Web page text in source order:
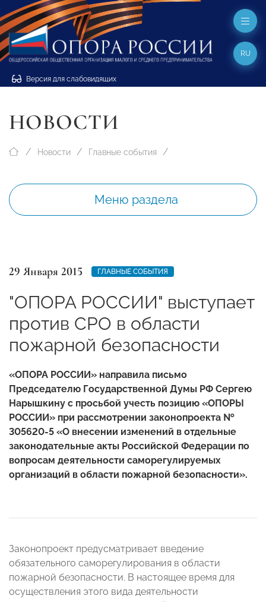
Версия для слабовидящих
RU
НОВОСТИ
Новости Главные события
Меню раздела
29 Января 2015 ГЛАВНЫЕ СОБЫТИЯ
"ОПОРА РОССИИ" выступает
против СРО в области
пожарной безопасности
«ОПОРА РОССИИ» направила письмо
Председателю Государственной Думы РФ Сергею
Нарышкину с просьбой учесть позицию «ОПОРЫ
РОССИИ» при рассмотрении законопроекта №
305620-5 «О внесении изменений в отдельные
законодательные акты Российской Федерации по
вопросам деятельности саморегулируемых
организаций в области пожарной безопасности».
Законопроект предусматривает введение
обязательного саморегулирования в области
пожарной безопасности. В настоящее время для
осуществления этого вида деятельности